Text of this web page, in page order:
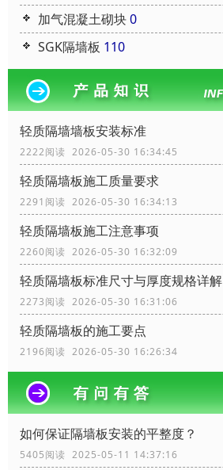
加气混凝土砌块0
SGK隔墙板 110
轻质隔墙墙板安装标准
2222阅读 2026-05-30 16:34:45
轻质隔墙板施工质量要求
2291阅读 2026-05-30 16:34:13
轻质隔墙板施工注意事项
2260阅读 2026-05-30 16:32:09
轻质隔墙板标准尺寸与厚度规格详解
2273阅读 2026-05-30 16:31:06
轻质隔墙板的施工要点
2196阅读 2026-05-30 16:26:34
如何保证隔墙板安装的平整度？
5405阅读 2025-05-11 14:37:16